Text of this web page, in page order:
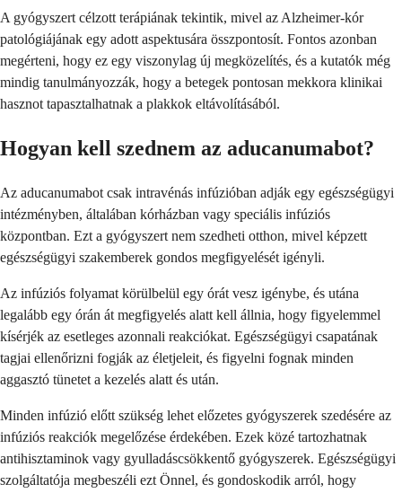
A gyógyszert célzott terápiának tekintik, mivel az Alzheimer-kór
patológiájának egy adott aspektusára összpontosít. Fontos azonban
megérteni, hogy ez egy viszonylag új megközelítés, és a kutatók még
mindig tanulmányozzák, hogy a betegek pontosan mekkora klinikai
hasznot tapasztalhatnak a plakkok eltávolításából.
Hogyan kell szednem az aducanumabot?
Az aducanumabot csak intravénás infúzióban adják egy egészségügyi
intézményben, általában kórházban vagy speciális infúziós
központban. Ezt a gyógyszert nem szedheti otthon, mivel képzett
egészségügyi szakemberek gondos megfigyelését igényli.
Az infúziós folyamat körülbelül egy órát vesz igénybe, és utána
legalább egy órán át megfigyelés alatt kell állnia, hogy figyelemmel
kísérjék az esetleges azonnali reakciókat. Egészségügyi csapatának
tagjai ellenőrizni fogják az életjeleit, és figyelni fognak minden
aggasztó tünetet a kezelés alatt és után.
Minden infúzió előtt szükség lehet előzetes gyógyszerek szedésére az
infúziós reakciók megelőzése érdekében. Ezek közé tartozhatnak
antihisztaminok vagy gyulladáscsökkentő gyógyszerek. Egészségügyi
szolgáltatója megbeszéli ezt Önnel, és gondoskodik arról, hogy